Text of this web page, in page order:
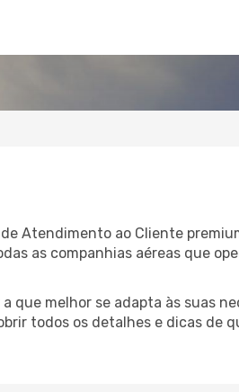
Atendimento ao Cliente
as companhias aéreas que
que melhor se adapta às suas
todos os detalhes e dicas de